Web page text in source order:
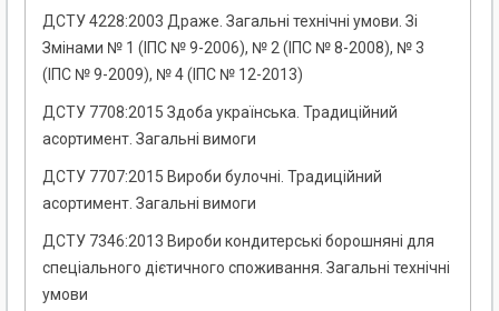
ДСТУ 4228:2003 Драже. Загальні технічні умови. Зі
Змінами № 1 (ІПС № 9-2006), № 2 (ІПС № 8-2008), № 3
(ІПС № 9-2009), № 4 (ІПС № 12-2013)
ДСТУ 7708:2015 Здоба українська. Традиційний
асортимент. Загальні вимоги
ДСТУ 7707:2015 Вироби булочні. Традиційний
асортимент. Загальні вимоги
ДСТУ 7346:2013 Вироби кондитерські борошняні для
спеціального дієтичного споживання. Загальні технічні
умови